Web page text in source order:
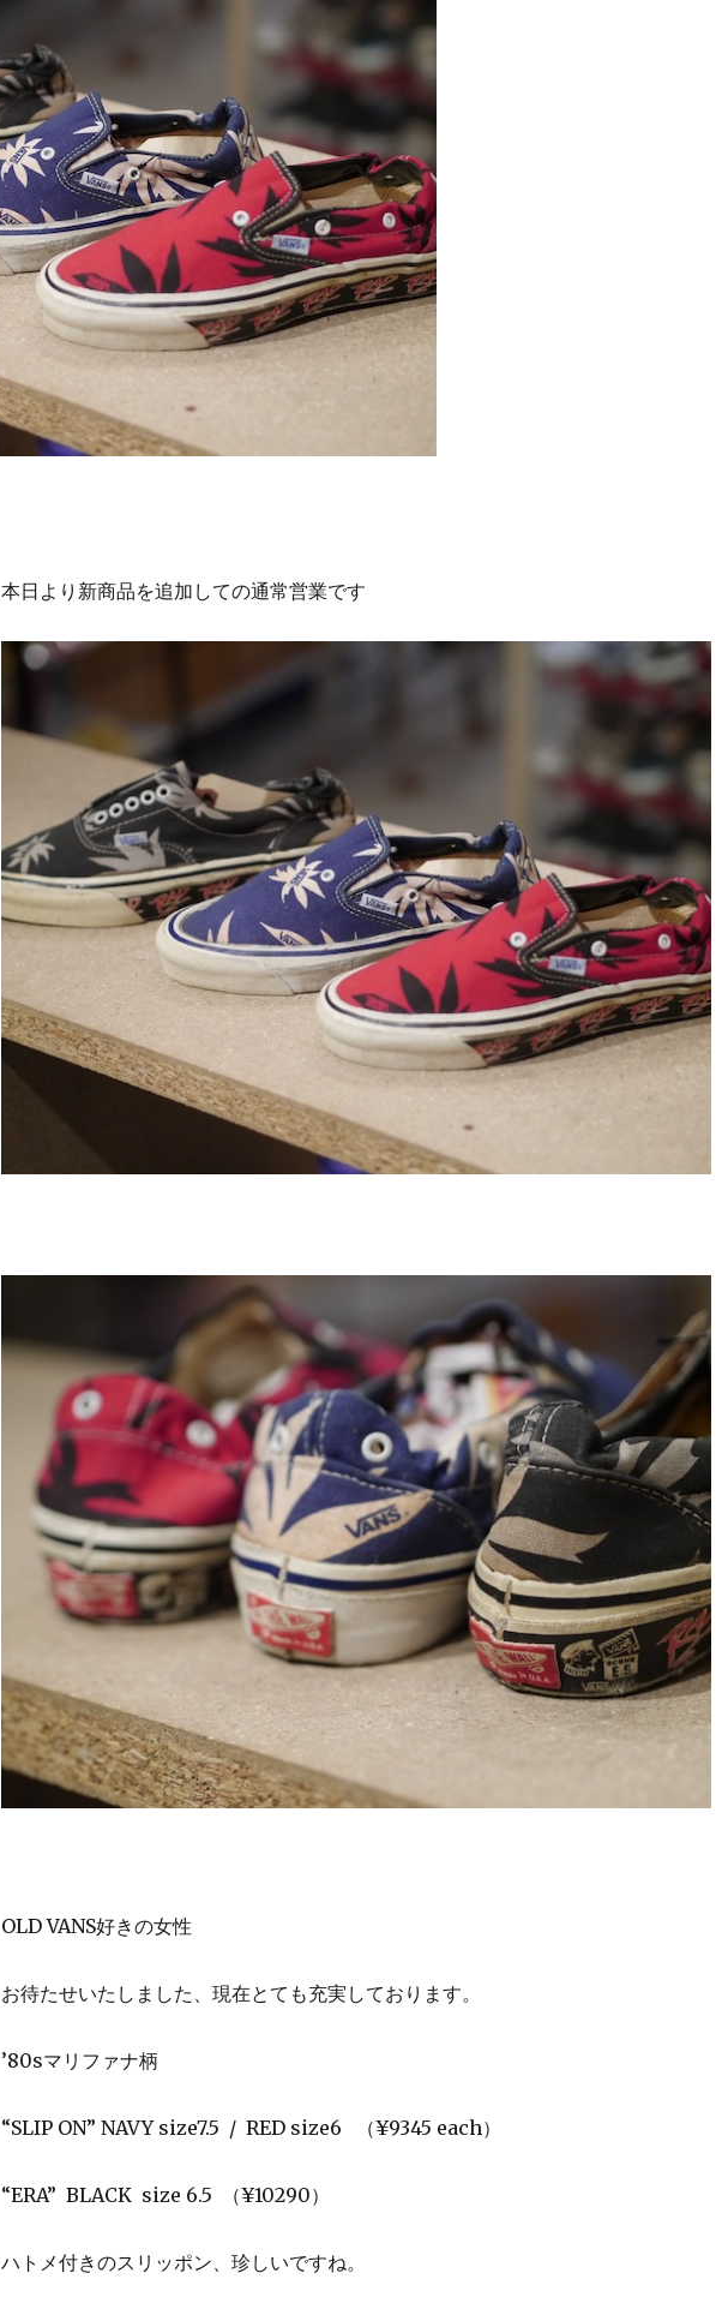
本日より新商品を追加しての通常営業です
OLD VANS好きの女性
お待たせいたしました、現在とても充実しております。
’80sマリファナ柄
“SLIP ON” NAVY size7.5 / RED size6 （¥9345 each）
“ERA” BLACK size 6.5 （¥10290）
ハトメ付きのスリッポン、珍しいですね。